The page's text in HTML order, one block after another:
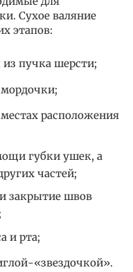
Сухое валяние
этапов:
пучка шерсти;
расположения
губки ушек, а
частей;
закрытие швов
и рта;
«звездочкой».